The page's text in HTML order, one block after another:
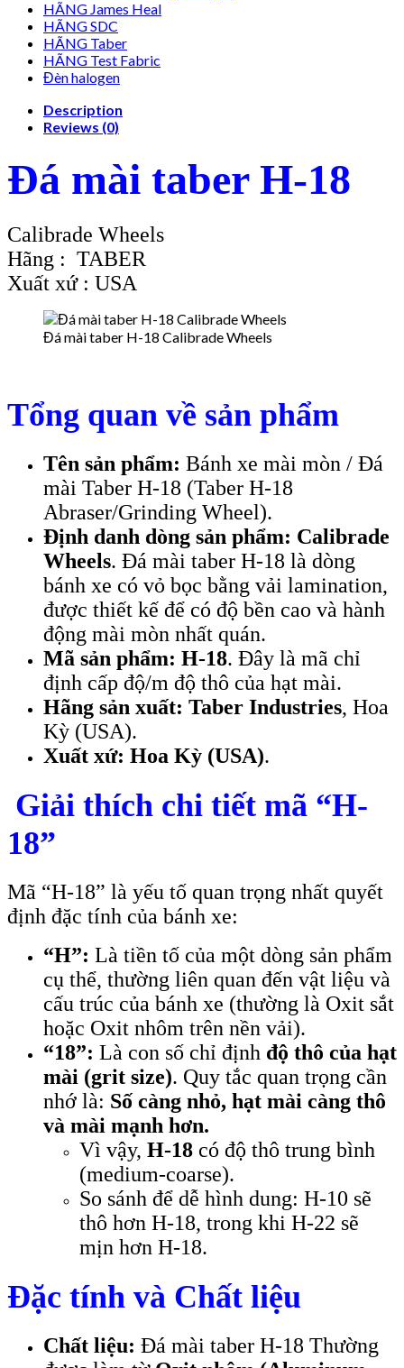
HÃNG James Heal
HÃNG SDC
HÃNG Taber
HÃNG Test Fabric
Đèn halogen
Description
Reviews (0)
Đá mài taber H-18
Calibrade Wheels
Hãng : TABER
Xuất xứ : USA
Đá mài taber H-18 Calibrade Wheels
Tổng quan về sản phẩm
Tên sản phẩm: Bánh xe mài mòn / Đá
mài Taber H-18 (Taber H-18
Abraser/Grinding Wheel).
Định danh dòng sản phẩm: Calibrade
Wheels. Đá mài taber H-18 là dòng
bánh xe có vỏ bọc bằng vải lamination,
được thiết kế để có độ bền cao và hành
động mài mòn nhất quán.
Mã sản phẩm: H-18. Đây là mã chỉ
định cấp độ/m độ thô của hạt mài.
Hãng sản xuất: Taber Industries, Hoa
Kỳ (USA).
Xuất xứ: Hoa Kỳ (USA).
Giải thích chi tiết mã “H-
18”
Mã “H-18” là yếu tố quan trọng nhất quyết
định đặc tính của bánh xe:
“H”: Là tiền tố của một dòng sản phẩm
cụ thể, thường liên quan đến vật liệu và
cấu trúc của bánh xe (thường là Oxit sắt
hoặc Oxit nhôm trên nền vải).
“18”: Là con số chỉ định độ thô của hạt
mài (grit size). Quy tắc quan trọng cần
nhớ là: Số càng nhỏ, hạt mài càng thô
và mài mạnh hơn.
Vì vậy, H-18 có độ thô trung bình
(medium-coarse).
So sánh để dễ hình dung: H-10 sẽ
thô hơn H-18, trong khi H-22 sẽ
mịn hơn H-18.
Đặc tính và Chất liệu
Chất liệu: Đá mài taber H-18 Thường